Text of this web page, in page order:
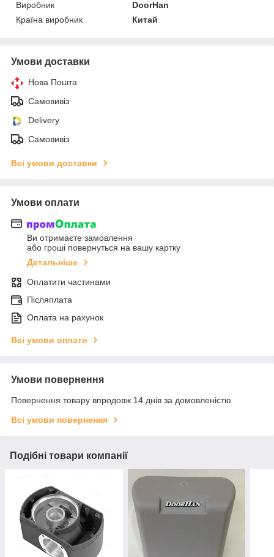
Виробник
DoorHan
Країна виробник
Китай
Умови доставки
Нова Пошта
Самовивіз
Delivery
Самовивіз
Всі умови доставки
Умови оплати
Ви отримаєте замовлення
або гроші повернуться на вашу картку
Детальніше
Оплатити частинами
Післяплата
Оплата на рахунок
Всі умови оплати
Умови повернення
Повернення товару впродовж 14 днів за домовленістю
Всі умови повернення
Подібні товари компанії